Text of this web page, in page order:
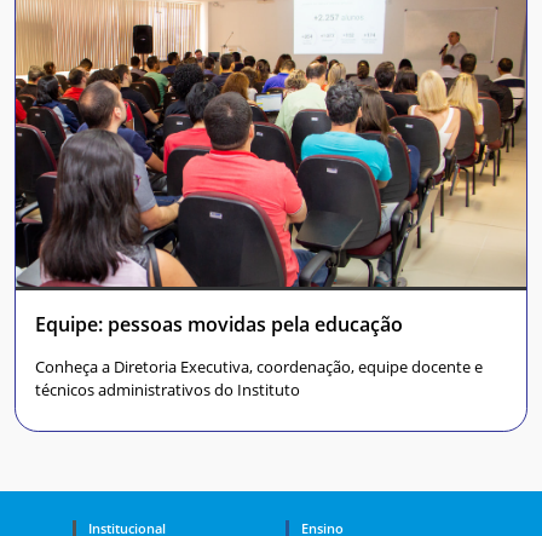
Equipe: pessoas movidas pela educação
Conheça a Diretoria Executiva, coordenação, equipe docente e
técnicos administrativos do Instituto
Institucional
Ensino